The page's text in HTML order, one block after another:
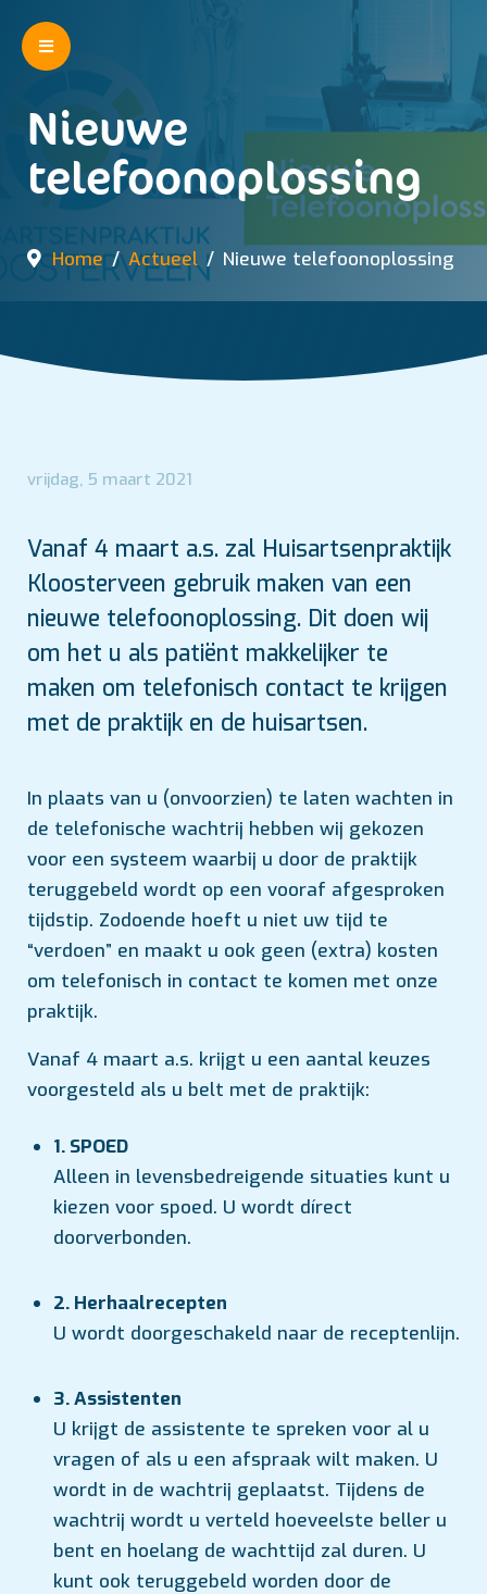
Nieuwe
telefoonoplossing
Home Actueel Nieuwe telefoonoplossing
vrijdag, 5 maart 2021
Vanaf 4 maart a.s. zal Huisartsenpraktijk
Kloosterveen gebruik maken van een
nieuwe telefoonoplossing. Dit doen wij
om het u als patiënt makkelijker te
maken om telefonisch contact te krijgen
met de praktijk en de huisartsen.
In plaats van u (onvoorzien) te laten wachten in
de telefonische wachtrij hebben wij gekozen
voor een systeem waarbij u door de praktijk
teruggebeld wordt op een vooraf afgesproken
tijdstip. Zodoende hoeft u niet uw tijd te
“verdoen” en maakt u ook geen (extra) kosten
om telefonisch in contact te komen met onze
praktijk.
Vanaf 4 maart a.s. krijgt u een aantal keuzes
voorgesteld als u belt met de praktijk:
1. SPOED
Alleen in levensbedreigende situaties kunt u
kiezen voor spoed. U wordt dírect
doorverbonden.
2. Herhaalrecepten
U wordt doorgeschakeld naar de receptenlijn.
3. Assistenten
U krijgt de assistente te spreken voor al u
vragen of als u een afspraak wilt maken. U
wordt in de wachtrij geplaatst. Tijdens de
wachtrij wordt u verteld hoeveelste beller u
bent en hoelang de wachttijd zal duren. U
kunt ook teruggebeld worden door de